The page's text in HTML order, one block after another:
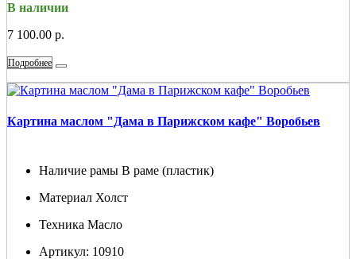
В наличии
7 100.00 р.
Подробнее
Картина маслом "Дама в Парижском кафе" Воробьев
Наличие рамы В раме (пластик)
Материал Холст
Техника Масло
Артикул: 10910